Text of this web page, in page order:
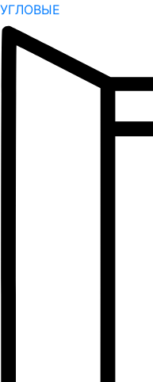
УГЛОВЫЕ